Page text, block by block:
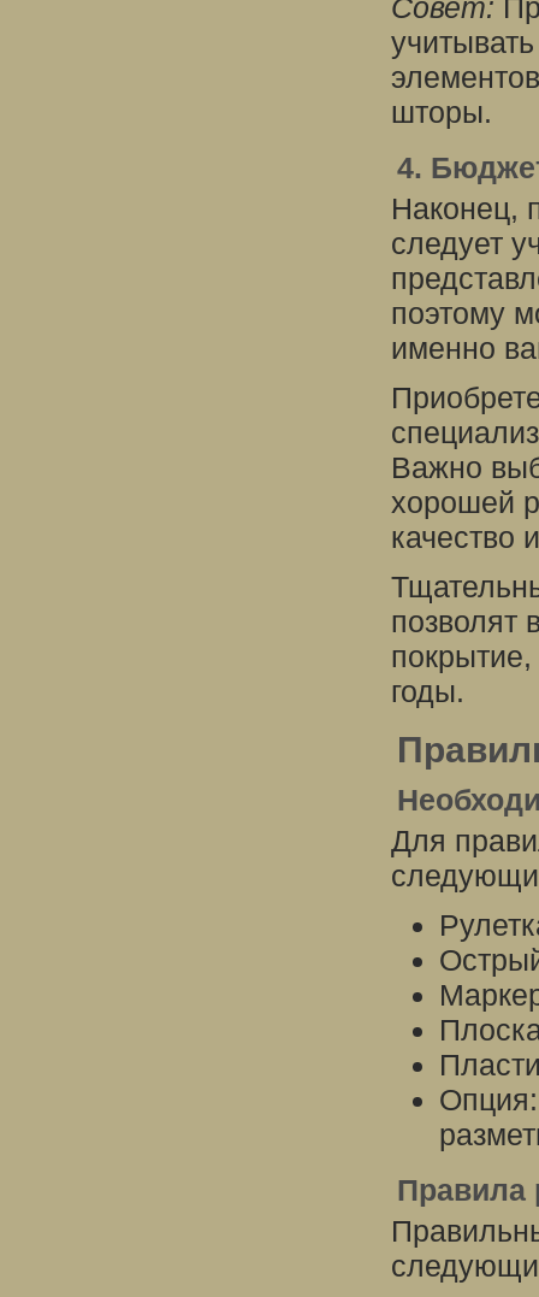
Совет:
шторы.
4.
Наконец,
следует
поэтому
именно
Важно
хорошей
качество
позволят
покрытие,
годы.
Для
Правила